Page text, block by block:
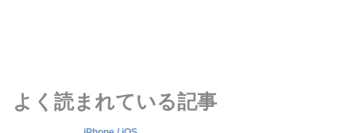
よく読まれている記事